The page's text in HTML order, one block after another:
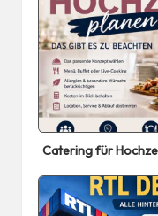
Posted
in
Catering für